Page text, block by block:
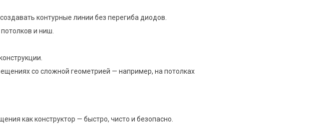
контурные линии без перегиба диодов.
и ниш.
со сложной геометрией — например, на потолках
как конструктор — быстро, чисто и безопасно.